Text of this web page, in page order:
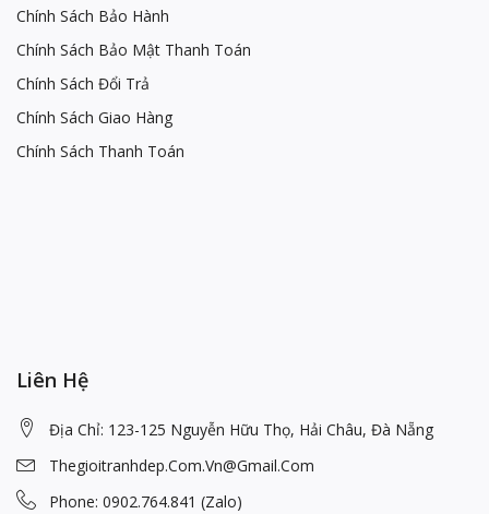
Chính Sách Bảo Hành
Chính Sách Bảo Mật Thanh Toán
Chính Sách Đổi Trả
Chính Sách Giao Hàng
Chính Sách Thanh Toán
Liên Hệ
Địa Chỉ: 123-125 Nguyễn Hữu Thọ, Hải Châu, Đà Nẵng
Thegioitranhdep.com.vn@gmail.com
Phone: 0902.764.841 (Zalo)